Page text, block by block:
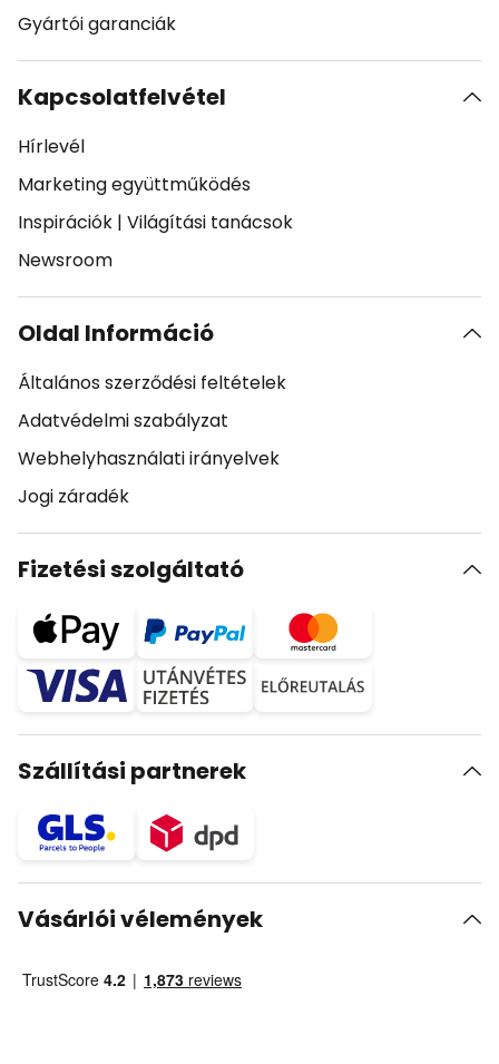
Gyártói garanciák
Kapcsolatfelvétel
Hírlevél
Marketing együttműködés
Inspirációk | Világítási tanácsok
Newsroom
Oldal Információ
Általános szerződési feltételek
Adatvédelmi szabályzat
Webhelyhasználati irányelvek
Jogi záradék
Fizetési szolgáltató
Szállítási partnerek
Vásárlói vélemények